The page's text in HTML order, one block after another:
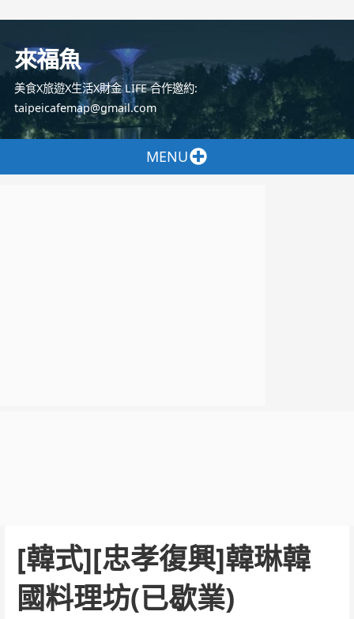
容
來福魚
美食X旅遊X生活X財金 LIFE 合作邀約:
taipeicafemap@gmail.com
MENU
[韓式][忠孝復興]韓琳韓
國料理坊(已歇業)